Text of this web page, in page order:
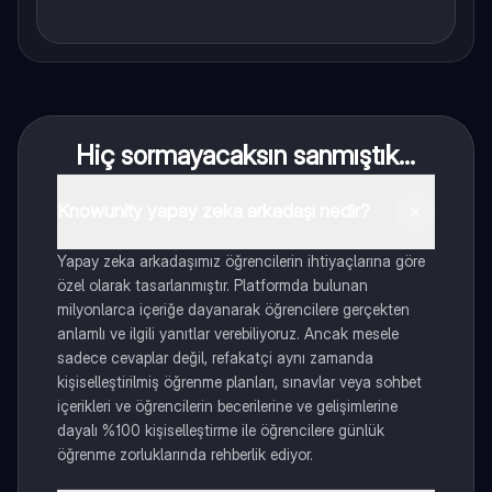
Hiç sormayacaksın sanmıştık...
Yapay zeka arkadaşımız öğrencilerin ihtiyaçlarına göre
özel olarak tasarlanmıştır. Platformda bulunan
milyonlarca içeriğe dayanarak öğrencilere gerçekten
anlamlı ve ilgili yanıtlar verebiliyoruz. Ancak mesele
sadece cevaplar değil, refakatçi aynı zamanda
kişiselleştirilmiş öğrenme planları, sınavlar veya sohbet
içerikleri ve öğrencilerin becerilerine ve gelişimlerine
dayalı %100 kişiselleştirme ile öğrencilere günlük
öğrenme zorluklarında rehberlik ediyor.